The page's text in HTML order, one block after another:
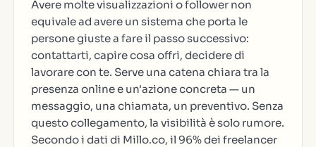
Avere molte visualizzazioni o follower non
equivale ad avere un sistema che porta le
persone giuste a fare il passo successivo:
contattarti, capire cosa offri, decidere di
lavorare con te. Serve una catena chiara tra la
presenza online e un'azione concreta — un
messaggio, una chiamata, un preventivo. Senza
questo collegamento, la visibilità è solo rumore.
Secondo i dati di Millo.co, il 96% dei freelancer